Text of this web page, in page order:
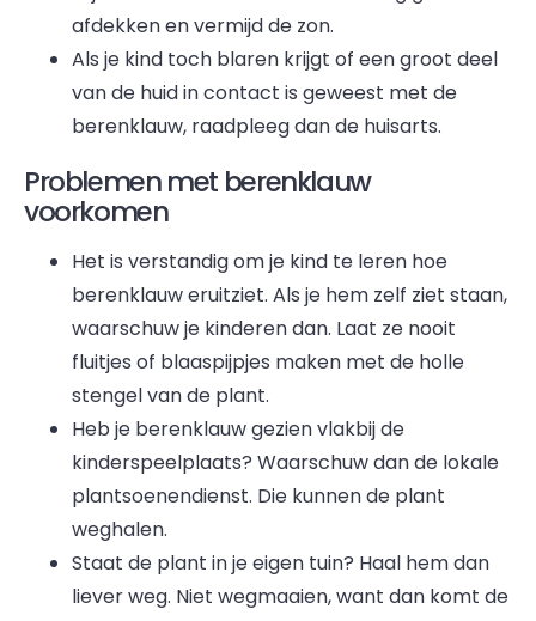
afdekken en vermijd de zon.
Als je kind toch blaren krijgt of een groot deel
van de huid in contact is geweest met de
berenklauw, raadpleeg dan de huisarts.
Problemen met berenklauw
voorkomen
Het is verstandig om je kind te leren hoe
berenklauw eruitziet. Als je hem zelf ziet staan,
waarschuw je kinderen dan. Laat ze nooit
fluitjes of blaaspijpjes maken met de holle
stengel van de plant.
Heb je berenklauw gezien vlakbij de
kinderspeelplaats? Waarschuw dan de lokale
plantsoenendienst. Die kunnen de plant
weghalen.
Staat de plant in je eigen tuin? Haal hem dan
liever weg. Niet wegmaaien, want dan komt de